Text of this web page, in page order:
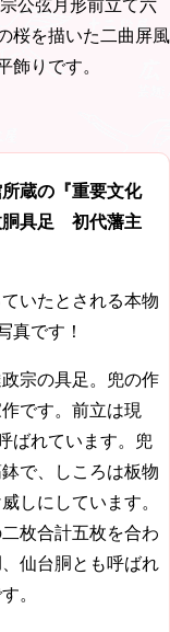
公弦月形前立て六
桜を描いた二曲屏風
飾りです。
所蔵の『重要文化
胴具足 初代藩主
いたとされる本物
真です！
宗の具足。兜の作
です。前立は現
ばれています。兜
で、しころは板物
しにしています。
枚合計五枚を合わ
仙台胴とも呼ばれ
。